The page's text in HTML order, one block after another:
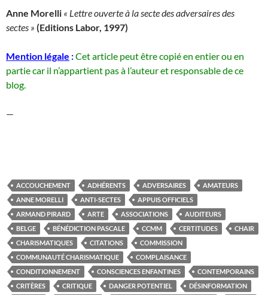
Anne Morelli « Lettre ouverte à la secte des adversaires des
sectes » (Editions Labor, 1997)
Mention légale :Cet article peut être copié en entier ou en
partie car il n’appartient pas à l’auteur et responsable de ce
blog.
—
ACCOUCHEMENT ADHÉRENTS ADVERSAIRES
AMATEURS
ANNE MORELLI
ANTI-SECTES
APPUIS OFFICIELS
ARMAND PIRARD
ARTE ASSOCIATIONS
AUDITEURS
BELGE
BÉNÉDICTION PASCALE CCMM CERTITUDES
CHAIR
CHARISMATIQUES
CITATIONS
COMMISSION
COMMUNAUTÉ CHARISMATIQUE
COMPLAISANCE
CONDITIONNEMENT
CONSCIENCES ENFANTINES
CONTEMPORAINS
CRITÈRES
CRITIQUE DANGER POTENTIEL DÉSINFORMATION